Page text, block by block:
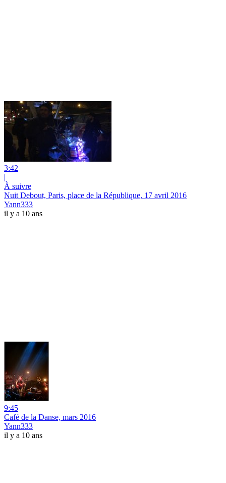
3:42
|
À suivre
Nuit Debout, Paris, place de la République, 17 avril 2016
Yann333
il y a 10 ans
9:45
Café de la Danse, mars 2016
Yann333
il y a 10 ans